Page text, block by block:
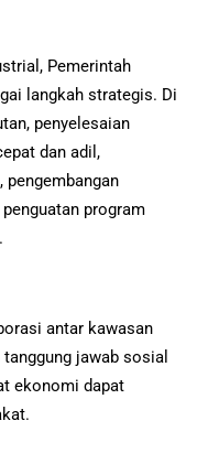
Pemerintah
langkah strategis. Di
penyelesaian
dan adil,
program
antar kawasan
jawab sosial
ekonomi dapat